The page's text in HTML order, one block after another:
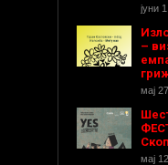
јуни
–
мај
мај